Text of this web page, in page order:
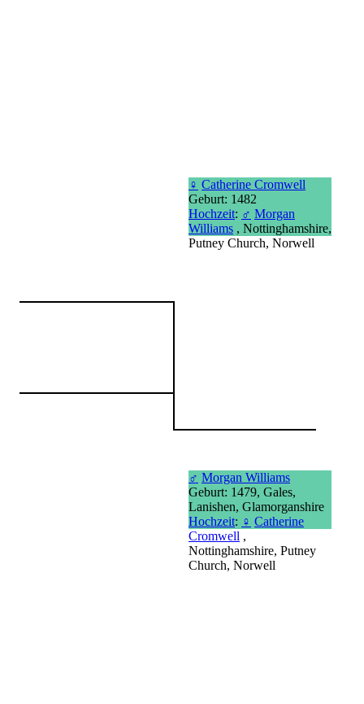
♀ Catherine Cromwell
Geburt: 1482
Hochzeit: ♂ Morgan
Williams , Nottinghamshire,
Putney Church, Norwell
♂ Morgan Williams
Geburt: 1479, Gales,
Lanishen, Glamorganshire
Hochzeit: ♀ Catherine
Cromwell ,
Nottinghamshire, Putney
Church, Norwell